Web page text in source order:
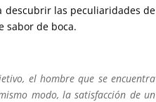
descubrir las peculiaridades de
sabor de boca.
el hombre que se encuentra
modo, la satisfacción de un